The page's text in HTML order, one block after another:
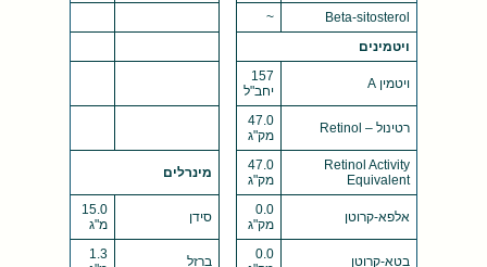
Beta-sitosterol
~
ויטמינים
ויטמין A
157
יחב"ל
רטינול – Retinol
47.0
מק"ג
Retinol Activity
Equivalent
47.0
מק"ג
מינרלים
אלפא-קרוטן
0.0
מק"ג
סידן
15.0
מ"ג
בטא-קרוטן
0.0
ברזל
1.3